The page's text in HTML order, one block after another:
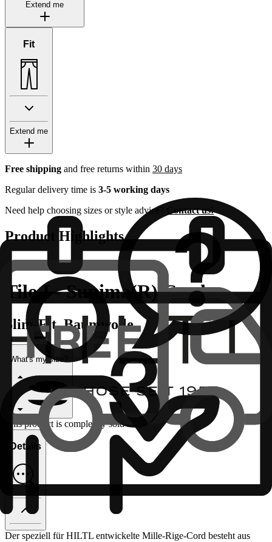
Extend me
Fit
Extend me
Free shipping and free returns within 30 days
Regular delivery time is 3-5 working days
Need help choosing sizes or style advice?
Contact us!
Product Highlights
Tilo I - Supima(R) Cord
Slim-Fit, Baumwolle
What's my size?
This product is completely sold out
Details
Der speziell für HILTL entwickelte Mille-Rige-Cord besteht aus